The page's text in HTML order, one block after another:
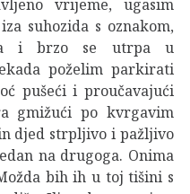
vrijeme, ugasim
suhozida s oznakom,
i brzo se utrpa u
poželim parkirati
pušeći i proučavajući
gmižući po kvrgavim
djed strpljivo i pažljivo
na drugoga. Onima
bih ih u toj tišini s